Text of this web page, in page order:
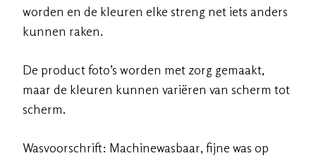
worden en de kleuren elke streng net iets anders
kunnen raken.
De product foto’s worden met zorg gemaakt,
maar de kleuren kunnen variëren van scherm tot
scherm.
Wasvoorschrift: Machinewasbaar, fijne was op